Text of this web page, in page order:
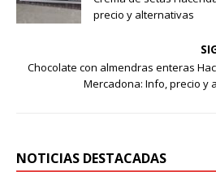
precio y alternativas
Chocolate con almendras enteras
Mercadona: Info, precio y
NOTICIAS DESTACADAS